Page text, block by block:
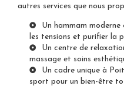
autres services que nous
Un hammam
les tensions et purifier la
Un centre de
massage et soins
Un cadre unique à
sport pour un bien-être